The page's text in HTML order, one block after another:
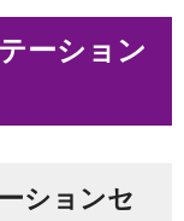
ーション
ションセ